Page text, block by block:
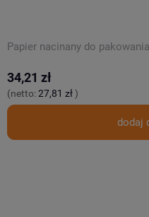
Papier nacinany do
34,21 zł
(netto:27,81 zł)
dodaj